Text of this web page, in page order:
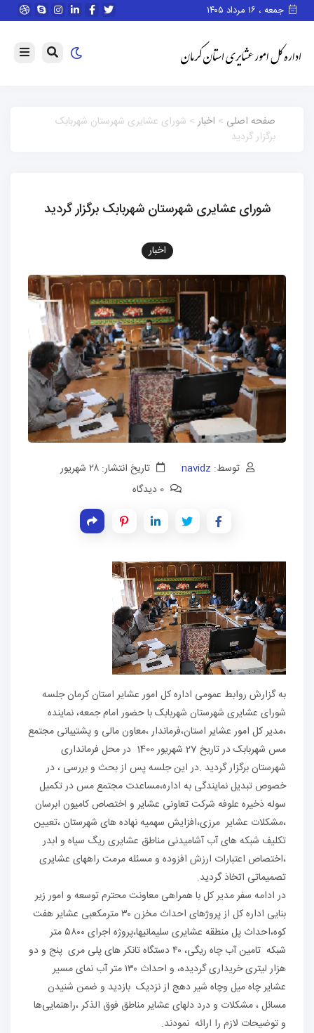
جمعه ، ۱۶ مرداد ۱۴۰۵
صفحه اصلی > اخبار> شورای عشایری شهرستان شهربابک
برگزار گردید
شورای عشایری شهرستان شهربابک برگزار گردید
اخبار
توسط:navidz
تاریخ انتشار: ۲۸ شهریور
به گزارش روابط عمومی اداره کل امور عشایر استان کرمان جلسه
شورای عشایری شهرستان شهربابک با حضور امام جمعه، نماینده
،مدیر کل امور عشایر استان،فرماندار ،معاون مالی و پشتیبانی مجتمع
مس شهربابک در تاریخ 27 شهریور 1400 در محل فرمانداری
شهرستان برگزار گردید .در این جلسه پس از بحث و بررسی ، در
خصوص تبدیل نمایندگی به اداره،مساعدت مجتمع مس در تکمیل
سوله ذخیره علوفه شرکت تعاونی عشایر و اختصاص کامیون ابرسان
،مشکلات عشایر مرزی،افزایش سهمیه نهاده های شهرستان ،تعیین
تکلیف شبکه های آب آشامیدنی مناطق عشایری ریگ سیاه و ابدر
،اختصاص اعتبارات ارزش افزوده و مسئله مرمت راههای عشایری
تصمیماتی اتخاذ گردید.
در ادامه سفر مدیر کل با همراهی معاونت محترم توسعه و امور زیر
بنایی اداره کل از پروژهای احداث مخزن ۳۰ مترمکعبی عشایر هفت
کوه،احداث پل منطقه عشایری سلیمانیها،پروژه اجرای ۵۸۰۰ متر
شبکه تامین آب چاه ریگی، ۴۰ دستگاه تانکر های پلی مری پنج و دو
هزار لیتری خریداری گردیده، و احداث ۱۳۰ متر آب نمای مسیر
عشایر چاه میل وچاه شیر دهج از نزدیک بازدید و ضمن شنیدن
مسائل ، مشکلات و درد دلهای عشایر مناطق فوق الذکر ،راهنمایی‌ها
و توضیحات لازم را ارائه نمودند.